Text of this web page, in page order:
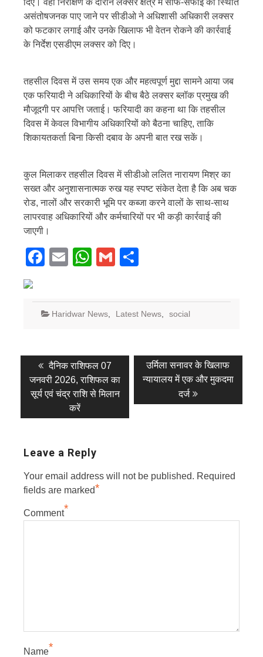
असंतोषजनक पाए जाने पर सीडीओ ने अधिशासी अधिकारी लक्सर
को फटकार लगाई और उनके खिलाफ भी वेतन रोकने की कार्रवाई
के निर्देश एसडीएम लक्सर को दिए।
तहसील दिवस में उस समय एक और महत्वपूर्ण मुद्दा सामने आया जब
एक फरियादी ने अधिकारियों के बीच बैठे लक्सर ब्लॉक प्रमुख की
मौजूदगी पर आपत्ति जताई। फरियादी का कहना था कि तहसील
दिवस में केवल विभागीय अधिकारियों को बैठना चाहिए, ताकि
शिकायतकर्ता बिना किसी दबाव के अपनी बात रख सकें।
कुल मिलाकर तहसील दिवस में सीडीओ ललित नारायण मिश्र का
सख्त और अनुशासनात्मक रुख यह स्पष्ट संकेत देता है कि अब चक
रोड, नालों और सरकारी भूमि पर कब्जा करने वालों के साथ-साथ
लापरवाह अधिकारियों और कर्मचारियों पर भी कड़ी कार्रवाई की
जाएगी।
Facebook
EmailWhatsApp
Gmail
Haridwar News Latest News social
Post
navigation
Previous
post:
दैनिक राशिफल 07
जनवरी 2026, राशिफल का
सूर्य एवं चंद्र राशि से मिलान
करें
Next
post:
उर्मिला सनावर के खिलाफ
न्यायालय में एक और मुकदमा
दर्ज
Leave a Reply
Your email address will not be published. Required
fields are marked*
Comment*
Name*